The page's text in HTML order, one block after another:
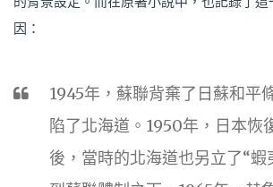
因：
1945年，蘇聯背棄了日蘇和平
陷了北海道。1950年，日本恢
後，當時的北海道也另立了“蝦